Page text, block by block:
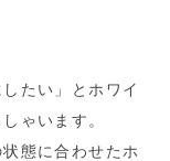
たい」とホワイ
ゃいます。
態に合わせたホ